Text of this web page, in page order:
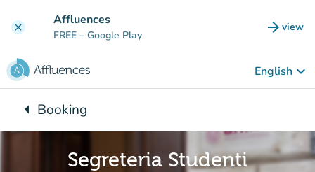
clear Affluences
FREE – Google Play arrow_forward view
(new
English keyboard_arrow_down
arrow_leftBack to:
Booking
Segreteria Studenti